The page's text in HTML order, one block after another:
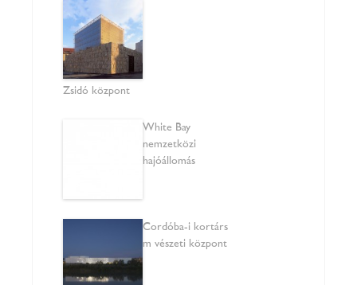
Zsidó központ
White Bay
nemzetközi
hajóállomás
Cordóba-i kortárs
művészeti központ